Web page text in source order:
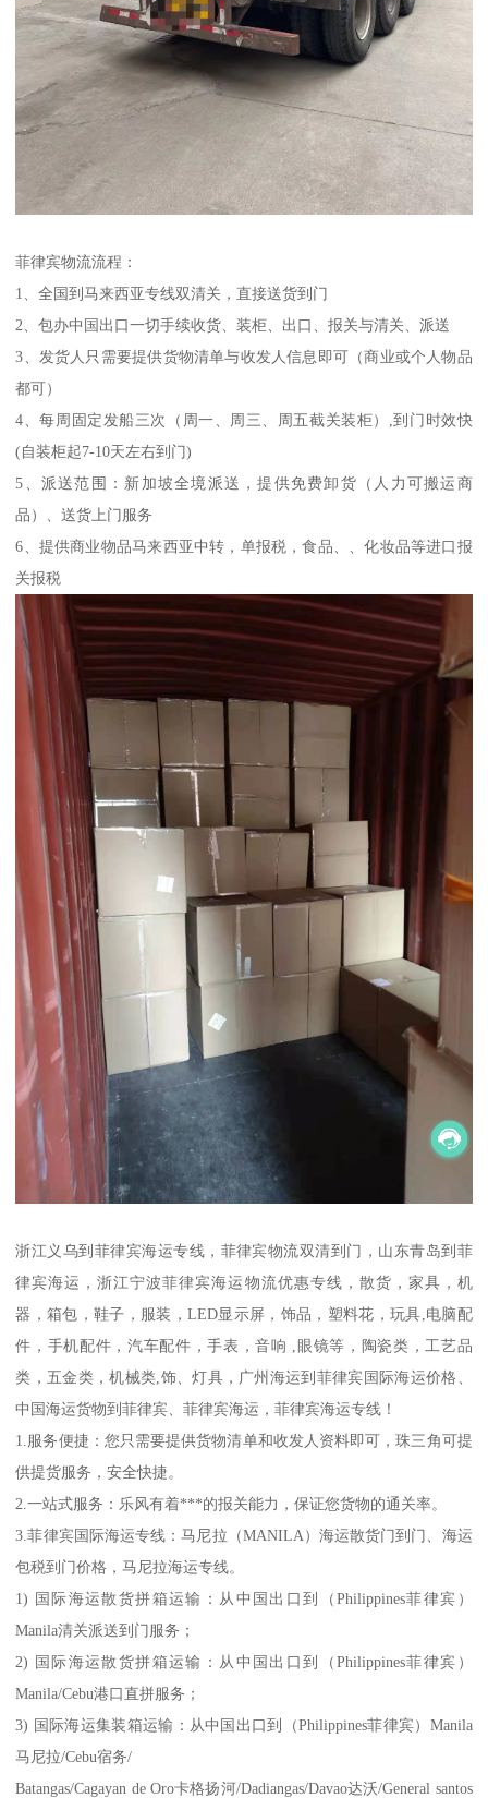
菲律宾物流流程：
1、全国到马来西亚专线双清关，直接送货到门
2、包办中国出口一切手续收货、装柜、出口、报关与清关、派送
3、发货人只需要提供货物清单与收发人信息即可（商业或个人物品
都可）
4、每周固定发船三次（周一、周三、周五截关装柜）,到门时效快
(自装柜起7-10天左右到门)
5、派送范围：新加坡全境派送，提供免费卸货（人力可搬运商
品）、送货上门服务
6、提供商业物品马来西亚中转，单报税，食品、、化妆品等进口报
关报税
浙江义乌到菲律宾海运专线，菲律宾物流双清到门，山东青岛到菲
律宾海运，浙江宁波菲律宾海运物流优惠专线，散货，家具，机
器，箱包，鞋子，服装，LED显示屏，饰品，塑料花，玩具,电脑配
件，手机配件，汽车配件，手表，音响 ,眼镜等，陶瓷类，工艺品
类，五金类，机械类,饰、灯具，广州海运到菲律宾国际海运价格、
中国海运货物到菲律宾、菲律宾海运，菲律宾海运专线！
1.服务便捷：您只需要提供货物清单和收发人资料即可，珠三角可提
供提货服务，安全快捷。
2.一站式服务：乐风有着***的报关能力，保证您货物的通关率。
3.菲律宾国际海运专线：马尼拉（MANILA）海运散货门到门、海运
包税到门价格，马尼拉海运专线。
1) 国际海运散货拼箱运输：从中国出口到（Philippines菲律宾）
Manila清关派送到门服务；
2) 国际海运散货拼箱运输：从中国出口到（Philippines菲律宾）
Manila/Cebu港口直拼服务；
3) 国际海运集装箱运输：从中国出口到（Philippines菲律宾）Manila
马尼拉/Cebu宿务/
Batangas/Cagayan de Oro卡格扬河/Dadiangas/Davao达沃/General santos